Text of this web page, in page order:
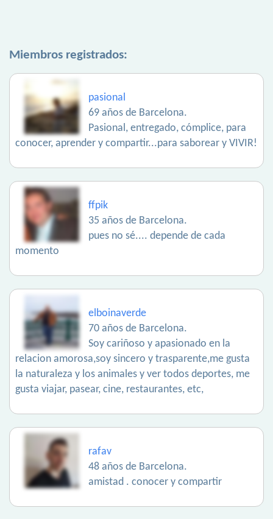
Miembros registrados:
pasional
69 años de Barcelona.
Pasional, entregado, cómplice, para
conocer, aprender y compartir...para saborear y VIVIR!
ffpik
35 años de Barcelona.
pues no sé.... depende de cada
momento
elboinaverde
70 años de Barcelona.
Soy cariñoso y apasionado en la
relacion amorosa,soy sincero y trasparente,me gusta
la naturaleza y los animales y ver todos deportes, me
gusta viajar, pasear, cine, restaurantes, etc,
rafav
48 años de Barcelona.
amistad . conocer y compartir